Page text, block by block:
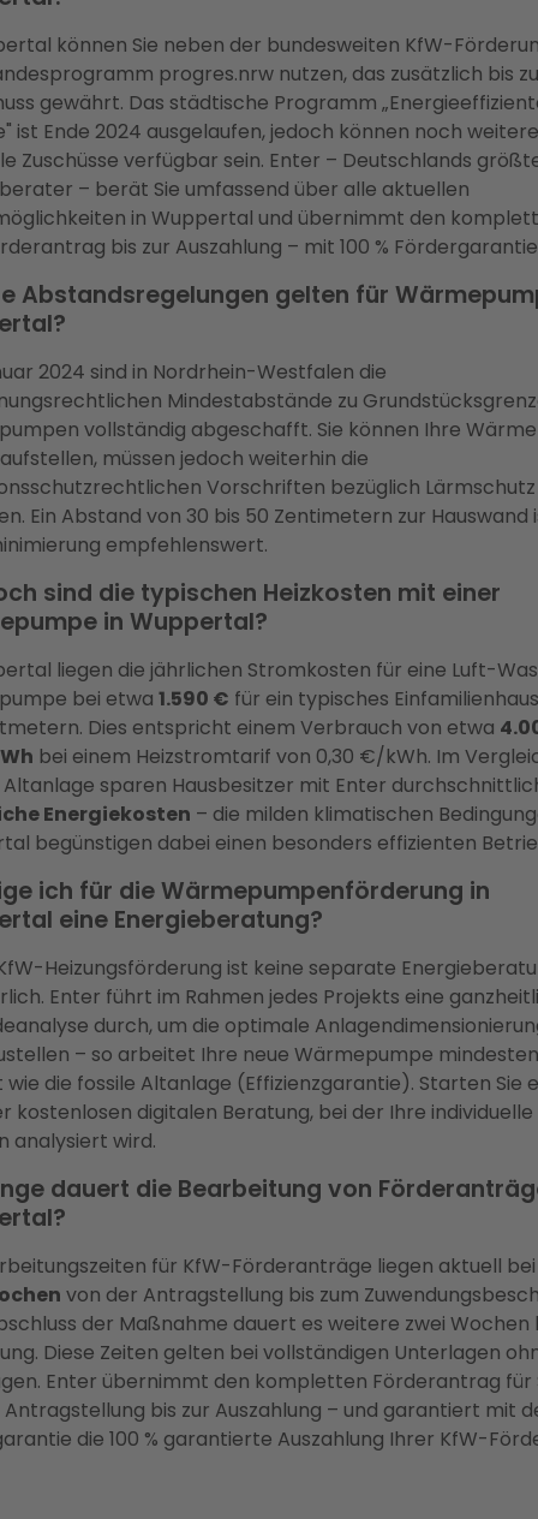
können Sie neben der bundesweiten KfW-
progres.nrw nutzen, das zusätzlich bis
gewährt. Das städtische Programm
ist Ende 2024 ausgelaufen, jedoch können noch weitere
Zuschüsse verfügbar sein. Enter – Deutschlands
– berät Sie umfassend über alle aktuellen
in Wuppertal und übernimmt den
bis zur Auszahlung – mit 100 %
Abstandsregelungen gelten für
2024 sind in Nordrhein-Westfalen die
Mindestabstände zu
vollständig abgeschafft. Sie können Ihre
müssen jedoch weiterhin die
Vorschriften bezüglich Lärmschutz
Ein Abstand von 30 bis 50 Zentimetern zur Hauswand
empfehlenswert.
sind die typischen Heizkosten mit einer
in Wuppertal?
liegen die jährlichen Stromkosten für eine Luft-
bei etwa 1.590 € für ein typisches
Dies entspricht einem Verbrauch von etwa
bei einem Heizstromtarif von 0,30 €/kWh. Im
Altanlage sparen Hausbesitzer mit Enter
Energiekosten – die milden klimatischen
begünstigen dabei einen besonders effizienten
ich für die Wärmepumpenförderung in
eine Energieberatung?
Heizungsförderung ist keine separate
Enter führt im Rahmen jedes Projekts eine
durch, um die optimale
– so arbeitet Ihre neue Wärmepumpe
wie die fossile Altanlage (Effizienzgarantie). Starten Sie
kostenlosen digitalen Beratung, bei der Ihre individuelle
analysiert wird.
dauert die Bearbeitung von
für KfW-Förderanträge liegen aktuell
von der Antragstellung bis zum
der Maßnahme dauert es weitere zwei Wochen
Diese Zeiten gelten bei vollständigen Unterlagen
Enter übernimmt den kompletten Förderantrag für
bis zur Auszahlung – und garantiert mit
die 100 % garantierte Auszahlung Ihrer KfW-